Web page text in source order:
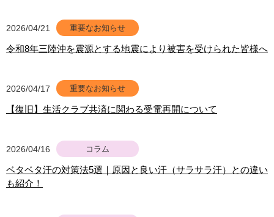
2026/04/21 重要なお知らせ
令和8年三陸沖を震源とする地震により被害を受けられた皆様へ
2026/04/17 重要なお知らせ
【復旧】生活クラブ共済に関わる受電再開について
2026/04/16 コラム
ベタベタ汗の対策法5選｜原因と良い汗（サラサラ汗）との違い
も紹介！